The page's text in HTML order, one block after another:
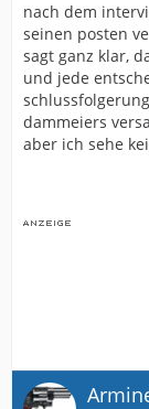
nach dem
seinen posten
sagt ganz klar,
und jede
dammeiers
aber ich sehe